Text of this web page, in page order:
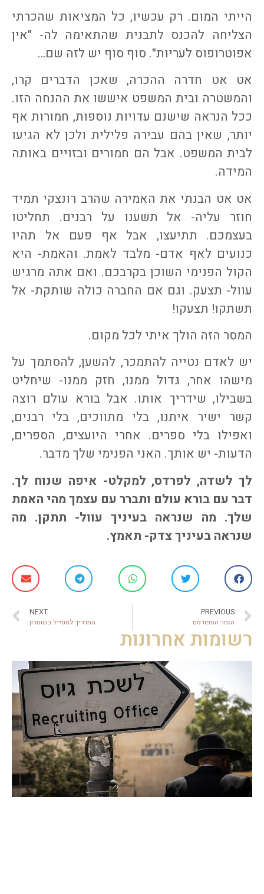
הייתי המום. רק עכשיו, כל המציאות שהכרתי
הצליחה להכנס לתבנית שהתאימה לה- "אין
אפוטרופוס לעריות". סוף סוף יש לזה שם…
אט אט חדרה ההכרה, שאכן הדברים קרו,
והמשטרה ובית המשפט איששו את ההנחה הזו.
ככל הנראה שישנם עדויות נוספות, חמורות אף
יותר, שאין בהם עבירה פלילית ולכן לא הגיעו
לבית המשפט. אבל הם חמורים ובזויים באותה
המידה.
אט אט הבנתי את האמירה שהרב רונצקי תמיד
חוזר עליה- אל תשענו על רבנים. תחליטו
בעצמכם. תתיעצו, אבל אף פעם אל תהיו
כנועים לאף אדם- מלבד לאמת. והאמת- היא
הקול הפנימי השוכן בקרבכם. ואם אתה מרגיש
עוול- תצעק. וגם אם החברה כולה שותקת- אל
תשתקו! תצעקו!
המסר הזה הולך איתי לכל מקום.
יש לאדם נטייה להתמכר, להשען, להסתמך על
מישהו אחר, גדול ממנו, חזק ממנו- שיחליט
בשבילו, שידריך אותו. אבל בורא עולם רוצה
קשר ישיר איתנו, בלי מתווכים, בלי רבנים,
ואפילו בלי ספרים. אחרי היועצים, הספרים,
הדעות- יש אותך. האני הפנימי שלך מדבר.
לך לשדה, לפרדס, למקלט- איפה שנוח לך.
דבר עם בורא עולם ותברר עם עצמך מהי האמת
שלך. מה שנראה בעיניך עוול- תתקן. מה
שנראה בעיניך צדק- תאמץ.
PREVIOUS
הזמר המפורסם
NEXT
המדריך למטייל בשומרון
רשומות אחרונות